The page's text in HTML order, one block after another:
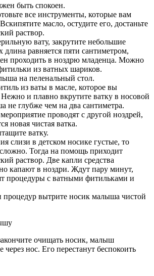
быть спокоен.
все инструменты, которые вам
масло, остудите его, достаньте
раствор.
вату, закрутите небольшие
длина равняется пяти сантиметром,
проходить в ноздрю младенца. Можно
из ватных шариков.
на пеленальный стол.
из ваты в масле, которое вы
и плавно вкрутите ватку в носовой
не глубже чем на два сантиметра.
проводят с другой ноздрей,
новая чистая ватка.
ватку.
слизи в детском носике густые, то
Тогда на помощь приходит
раствор. Две капли средства
капают в ноздри. Ждут пару минут,
процедуры с ватными фитильками и
процедур вытрите носик малыша чистой
очищать носик, малыш
через нос. Его перестанут беспокоить